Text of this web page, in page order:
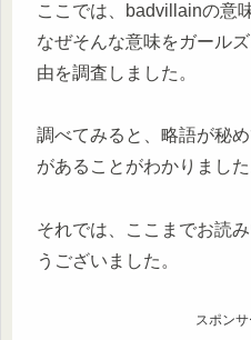
ここでは、badvillainの意
なぜそんな意味をガール
由を調査しました。
調べてみると、略語が秘
があることがわかりました
それでは、ここまでお読
うございました。
スポン